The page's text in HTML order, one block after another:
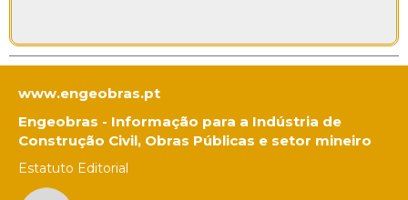
www.engeobras.pt
Engeobras - Informação para a Indústria de
Construção Civil, Obras Públicas e setor mineiro
Estatuto Editorial